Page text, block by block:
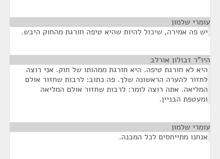
עומרי שלמון
יש פה אמירה, שיכול להיות שהיא טיפה חורגת מהחוק היבש.
היו"ר זבולון אורלב
היא לא חורגת טיפה. היא חורגת ממהותו של חוק. אני רוצה
לחזור להערה הראשונה שלך. פה כתוב: לרבות שחזור אולם
המליאה. אתה רוצה לומר: לרבות שחזור אולם המליאה
ומעטפת הבניין.
עומרי שלמון
אנחנו מתייחסים לכל המבנה.